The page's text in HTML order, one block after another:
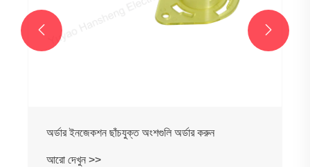
অর্ডার ইনজেকশন ছাঁচযুক্ত অংশগুলি অর্ডার করুন
আরো দেখুন >>
 